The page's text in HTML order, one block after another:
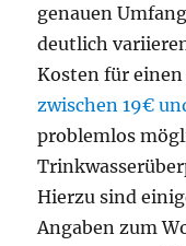
genauen
deutlich
Kosten für
zwischen 19€
problemlos
Hierzu sind
Angaben zum